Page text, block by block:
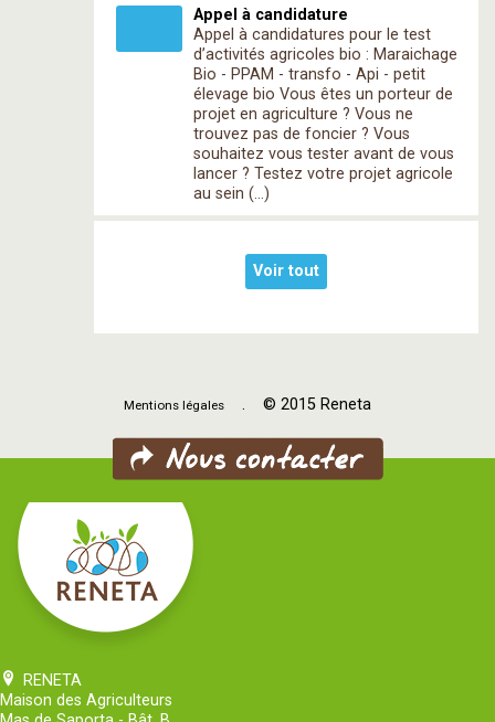
Appel à candidature
Appel à candidatures pour le test
d’activités agricoles bio : Maraichage
Bio - PPAM - transfo - Api - petit
élevage bio Vous êtes un porteur de
projet en agriculture ? Vous ne
trouvez pas de foncier ? Vous
souhaitez vous tester avant de vous
lancer ? Testez votre projet agricole
au sein (…)
Voir tout
Mentions légales . © 2015 Reneta
RENETA
Maison des Agriculteurs